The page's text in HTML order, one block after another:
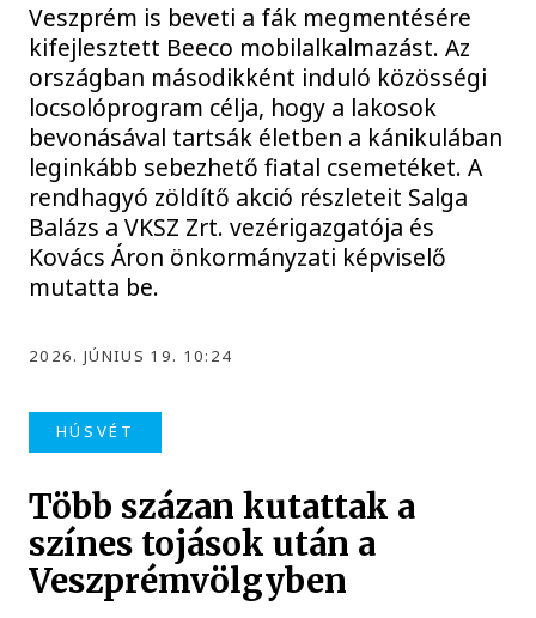
Veszprém is beveti a fák megmentésére
kifejlesztett Beeco mobilalkalmazást. Az
országban másodikként induló közösségi
locsolóprogram célja, hogy a lakosok
bevonásával tartsák életben a kánikulában
leginkább sebezhető fiatal csemetéket. A
rendhagyó zöldítő akció részleteit Salga
Balázs a VKSZ Zrt. vezérigazgatója és
Kovács Áron önkormányzati képviselő
mutatta be.
2026. JÚNIUS 19. 10:24
HÚSVÉT
Több százan kutattak a
színes tojások után a
Veszprémvölgyben